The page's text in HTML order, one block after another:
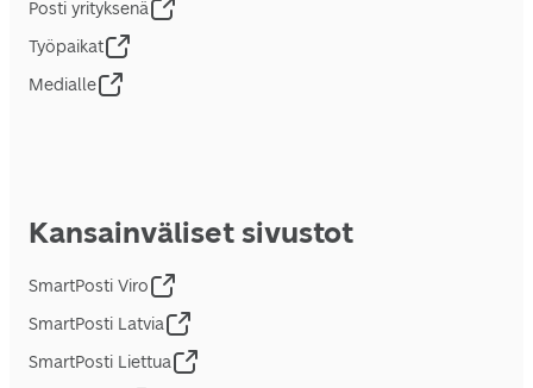
Posti yrityksenä
Työpaikat
Medialle
Kansainväliset sivustot
SmartPosti Viro
SmartPosti Latvia
SmartPosti Liettua